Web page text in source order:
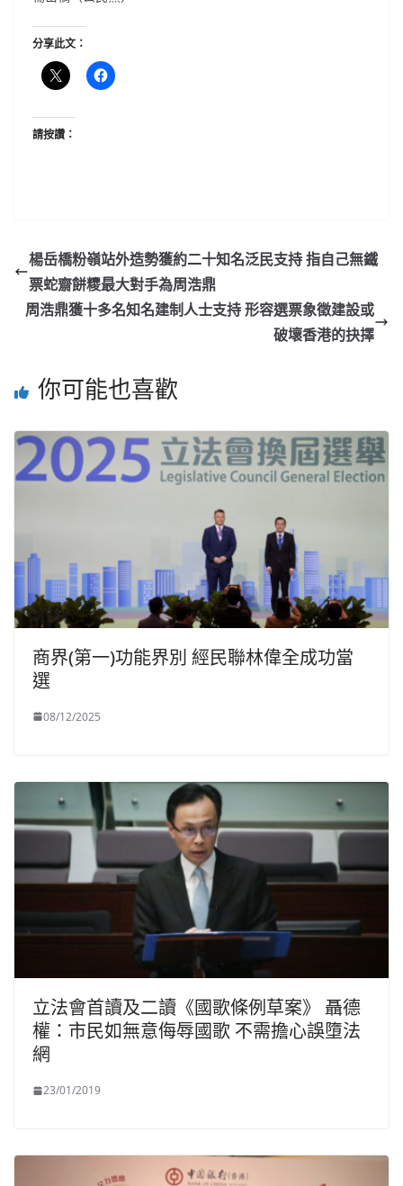
分享此文：
請按讚：
楊岳橋粉嶺站外造勢獲約二十知名泛民支持 指自己無鐵
票蛇齋餅糭最大對手為周浩鼎
周浩鼎獲十多名知名建制人士支持 形容選票象徵建設或
破壞香港的抉擇
你可能也喜歡
商界(第一)功能界別 經民聯林偉全成功當
選
08/12/2025
立法會首讀及二讀《國歌條例草案》 聶德
權：市民如無意侮辱國歌 不需擔心誤墮法
網
23/01/2019